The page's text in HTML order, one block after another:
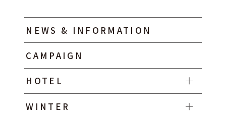
NEWS & INFORMATION
CAMPAIGN
HOTEL
WINTER